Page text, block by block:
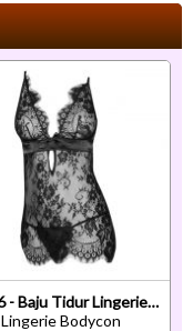
L1186 - Baju Tidur Lingerie Bodycon Sheath Dress Hitam Transparan Tali Pita Ikat Belakang
Lingerie Bodycon